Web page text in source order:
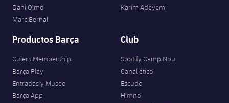
Dani Olmo
Marc Bernal
Karim Adeyemi
Productos Barça
Culers Membership
Barça Play
Entradas y Museo
Barça App
Club
Spotify Camp Nou
Canal ético
Escudo
Himno